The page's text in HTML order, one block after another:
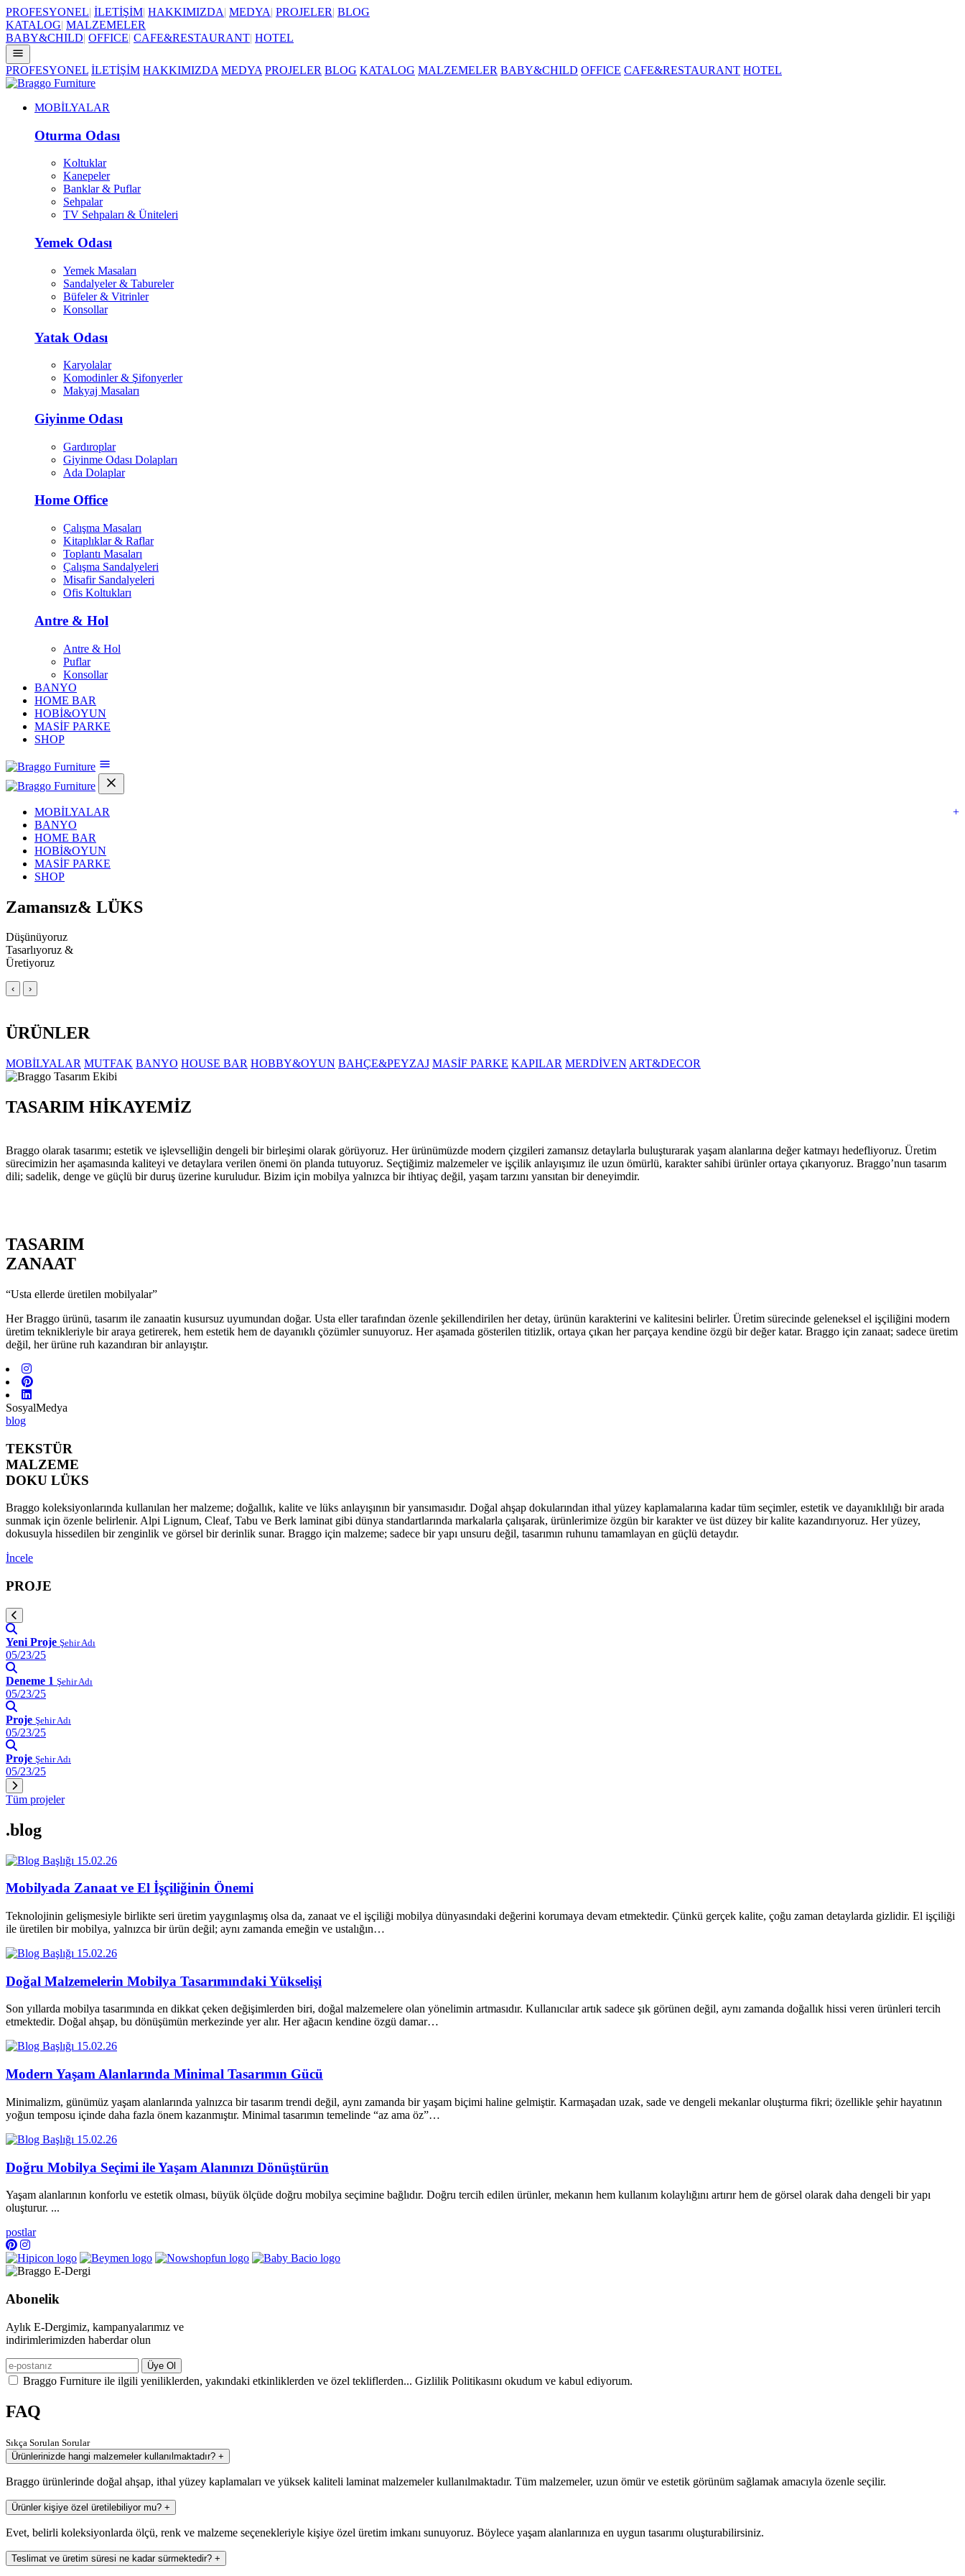
PROFESYONEL| İLETİŞİM| HAKKIMIZDA| MEDYA| PROJELER| BLOG
KATALOG| MALZEMELER
BABY&CHILD| OFFICE| CAFE&RESTAURANT| HOTEL
PROFESYONEL İLETİŞİM HAKKIMIZDA MEDYA PROJELER BLOG KATALOG MALZEMELER BABY&CHILD OFFICE CAFE&RESTAURANT HOTEL
MOBİLYALAR
Oturma Odası
Koltuklar
Kanepeler
Banklar & Puflar
Sehpalar
TV Sehpaları & Üniteleri
Yemek Odası
Yemek Masaları
Sandalyeler & Tabureler
Büfeler & Vitrinler
Konsollar
Yatak Odası
Karyolalar
Komodinler & Şifonyerler
Makyaj Masaları
Giyinme Odası
Gardıroplar
Giyinme Odası Dolapları
Ada Dolaplar
Home Office
Çalışma Masaları
Kitaplıklar & Raflar
Toplantı Masaları
Çalışma Sandalyeleri
Misafir Sandalyeleri
Ofis Koltukları
Antre & Hol
Antre & Hol
Puflar
Konsollar
BANYO
HOME BAR
HOBİ&OYUN
MASİF PARKE
SHOP
MOBİLYALAR
+
BANYO
HOME BAR
HOBİ&OYUN
MASİF PARKE
SHOP
Zamansız& LÜKS
Düşünüyoruz
Tasarlıyoruz &
Üretiyoruz
‹ ›
ÜRÜNLER
MOBİLYALAR MUTFAK BANYO HOUSE BAR HOBBY&OYUN BAHÇE&PEYZAJ MASİF PARKE KAPILAR MERDİVEN ART&DECOR
TASARIM HİKAYEMİZ
Braggo olarak tasarımı; estetik ve işlevselliğin dengeli bir birleşimi olarak görüyoruz. Her ürünümüzde modern çizgileri zamansız detaylarla buluşturarak yaşam alanlarına değer katmayı hedefliyoruz. Üretim
sürecimizin her aşamasında kaliteyi ve detaylara verilen önemi ön planda tutuyoruz. Seçtiğimiz malzemeler ve işçilik anlayışımız ile uzun ömürlü, karakter sahibi ürünler ortaya çıkarıyoruz. Braggo’nun tasarım
dili; sadelik, denge ve güçlü bir duruş üzerine kuruludur. Bizim için mobilya yalnızca bir ihtiyaç değil, yaşam tarzını yansıtan bir deneyimdir.
TASARIM
ZANAAT
“Usta ellerde üretilen mobilyalar”
Her Braggo ürünü, tasarım ile zanaatin kusursuz uyumundan doğar. Usta eller tarafından özenle şekillendirilen her detay, ürünün karakterini ve kalitesini belirler. Üretim sürecinde geleneksel el işçiliğini modern
üretim teknikleriyle bir araya getirerek, hem estetik hem de dayanıklı çözümler sunuyoruz. Her aşamada gösterilen titizlik, ortaya çıkan her parçaya kendine özgü bir değer katar. Braggo için zanaat; sadece üretim
değil, her ürüne ruh kazandıran bir anlayıştır.
SosyalMedya
blog
TEKSTÜR
MALZEME
DOKU LÜKS
Braggo koleksiyonlarında kullanılan her malzeme; doğallık, kalite ve lüks anlayışının bir yansımasıdır. Doğal ahşap dokularından ithal yüzey kaplamalarına kadar tüm seçimler, estetik ve dayanıklılığı bir arada
sunmak için özenle belirlenir. Alpi Lignum, Cleaf, Tabu ve Berk laminat gibi dünya standartlarında markalarla çalışarak, ürünlerimize özgün bir karakter ve üst düzey bir kalite kazandırıyoruz. Her yüzey,
dokusuyla hissedilen bir zenginlik ve görsel bir derinlik sunar. Braggo için malzeme; sadece bir yapı unsuru değil, tasarımın ruhunu tamamlayan en güçlü detaydır.
İncele
PROJE
Yeni Proje Şehir Adı
05/23/25
Deneme 1 Şehir Adı
05/23/25
Proje Şehir Adı
05/23/25
Proje Şehir Adı
05/23/25
Tüm projeler
.blog
15.02.26
Mobilyada Zanaat ve El İşçiliğinin Önemi
Teknolojinin gelişmesiyle birlikte seri üretim yaygınlaşmış olsa da, zanaat ve el işçiliği mobilya dünyasındaki değerini korumaya devam etmektedir. Çünkü gerçek kalite, çoğu zaman detaylarda gizlidir. El işçiliği
ile üretilen bir mobilya, yalnızca bir ürün değil; aynı zamanda emeğin ve ustalığın…
15.02.26
Doğal Malzemelerin Mobilya Tasarımındaki Yükselişi
Son yıllarda mobilya tasarımında en dikkat çeken değişimlerden biri, doğal malzemelere olan yönelimin artmasıdır. Kullanıcılar artık sadece şık görünen değil, aynı zamanda doğallık hissi veren ürünleri tercih
etmektedir. Doğal ahşap, bu dönüşümün merkezinde yer alır. Her ağacın kendine özgü damar…
15.02.26
Modern Yaşam Alanlarında Minimal Tasarımın Gücü
Minimalizm, günümüz yaşam alanlarında yalnızca bir tasarım trendi değil, aynı zamanda bir yaşam biçimi haline gelmiştir. Karmaşadan uzak, sade ve dengeli mekanlar oluşturma fikri; özellikle şehir hayatının
yoğun temposu içinde daha fazla önem kazanmıştır. Minimal tasarımın temelinde “az ama öz”…
15.02.26
Doğru Mobilya Seçimi ile Yaşam Alanınızı Dönüştürün
Yaşam alanlarının konforlu ve estetik olması, büyük ölçüde doğru mobilya seçimine bağlıdır. Doğru tercih edilen ürünler, mekanın hem kullanım kolaylığını artırır hem de görsel olarak daha dengeli bir yapı
oluşturur. ...
postlar
Abonelik
Aylık E-Dergimiz, kampanyalarımız ve
indirimlerimizden haberdar olun
Üye Ol
Braggo Furniture ile ilgili yeniliklerden, yakındaki etkinliklerden ve özel tekliflerden... Gizlilik Politikasını okudum ve kabul ediyorum.
FAQ
Sıkça Sorulan Sorular
Ürünlerinizde hangi malzemeler kullanılmaktadır? +
Braggo ürünlerinde doğal ahşap, ithal yüzey kaplamaları ve yüksek kaliteli laminat malzemeler kullanılmaktadır. Tüm malzemeler, uzun ömür ve estetik görünüm sağlamak amacıyla özenle seçilir.
Ürünler kişiye özel üretilebiliyor mu? +
Evet, belirli koleksiyonlarda ölçü, renk ve malzeme seçenekleriyle kişiye özel üretim imkanı sunuyoruz. Böylece yaşam alanlarınıza en uygun tasarımı oluşturabilirsiniz.
Teslimat ve üretim süresi ne kadar sürmektedir? +